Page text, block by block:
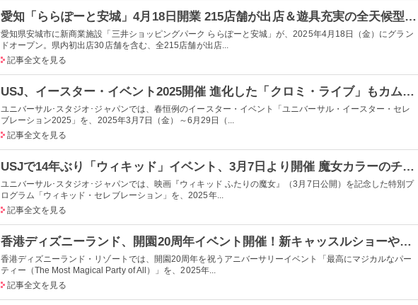
愛知「ららぽーと安城」4月18日開業 215店舗が出店＆遊具充実の全天候型ルーフトップパークも
愛知県安城市に新商業施設「三井ショッピングパーク ららぽーと安城」が、2025年4月18日（金）にグラン
ドオープン。県内初出店30店舗を含む、全215店舗が出店...
記事全文を見る
USJ、イースター・イベント2025開催 進化した「クロミ・ライブ」もカムバック
ユニバーサル･スタジオ･ジャパンでは、春恒例のイースター・イベント「ユニバーサル・イースター・セレ
ブレーション2025」を、2025年3月7日（金）～6月29日（...
記事全文を見る
USJで14年ぶり「ウィキッド」イベント、3月7日より開催 魔女カラーのチュリトス＆グッズも登場
ユニバーサル･スタジオ･ジャパンでは、映画『ウィキッド ふたりの魔女』（3月7日公開）を記念した特別プ
ログラム「ウィキッド・セレブレーション」を、2025年...
記事全文を見る
香港ディズニーランド、開園20周年イベント開催！新キャッスルショーやパレードで“最高にマジカル”な時間を
香港ディズニーランド・リゾートでは、開園20周年を祝うアニバーサリーイベント「最高にマジカルなパー
ティー（The Most Magical Party of All）」を、2025年...
記事全文を見る